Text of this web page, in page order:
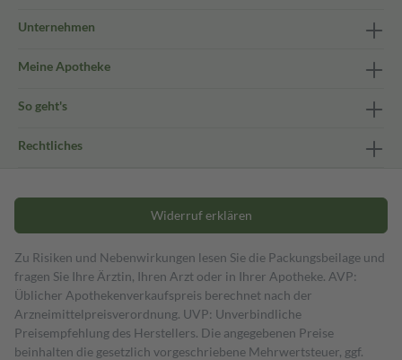
Unternehmen
Meine Apotheke
So geht's
Rechtliches
Widerruf erklären
Zu Risiken und Nebenwirkungen lesen Sie die Packungsbeilage und
fragen Sie Ihre Ärztin, Ihren Arzt oder in Ihrer Apotheke. AVP:
Üblicher Apothekenverkaufspreis berechnet nach der
Arzneimittelpreisverordnung. UVP: Unverbindliche
Preisempfehlung des Herstellers. Die angegebenen Preise
beinhalten die gesetzlich vorgeschriebene Mehrwertsteuer, ggf.